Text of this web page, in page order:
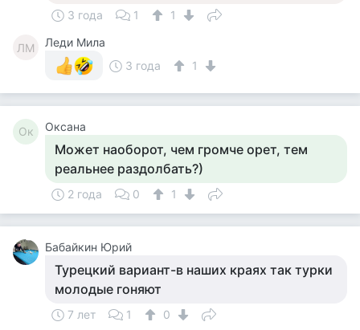
3 года 1 1
ЛМ
Леди Мила
3 года
1
Ок Оксана
Может наоборот, чем громче орет, тем
реальнее раздолбать?)
2 года 0 1
Бабайкин Юрий
Турецкий вариант-в наших краях так турки
молодые гоняют
7 лет 1 0